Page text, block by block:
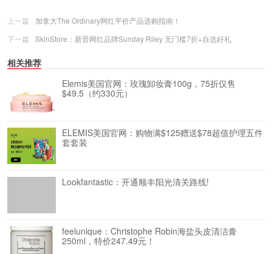
上一篇
加拿大The Ordinary网红平价产品选购指南！
下一篇
SkinStore：新晋网红品牌Sunday Riley 无门槛7折+自选好礼
相关推荐
Elemis美国官网：玫瑰卸妆膏100g，75折仅售
$49.5（约330元）
ELEMIS美国官网：购物满$125赠送$78超值护理五件
套套装
Lookfantastic：开通顺丰阳光清关路线!
feelunique：Christophe Robin海盐头皮清洁膏
250ml，特价247.49元！